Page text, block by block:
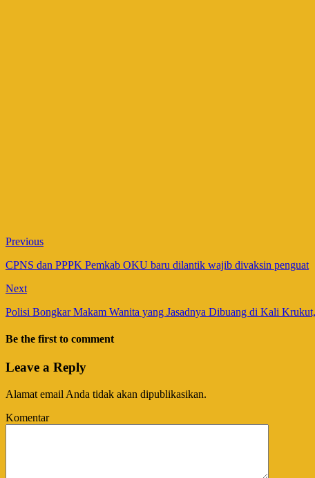
Previous
CPNS dan PPPK Pemkab OKU baru dilantik wajib divaksin penguat
Next
Polisi Bongkar Makam Wanita yang Jasadnya Dibuang di Kali
Be the first to comment
Leave a Reply
Alamat email Anda tidak akan dipublikasikan.
Komentar